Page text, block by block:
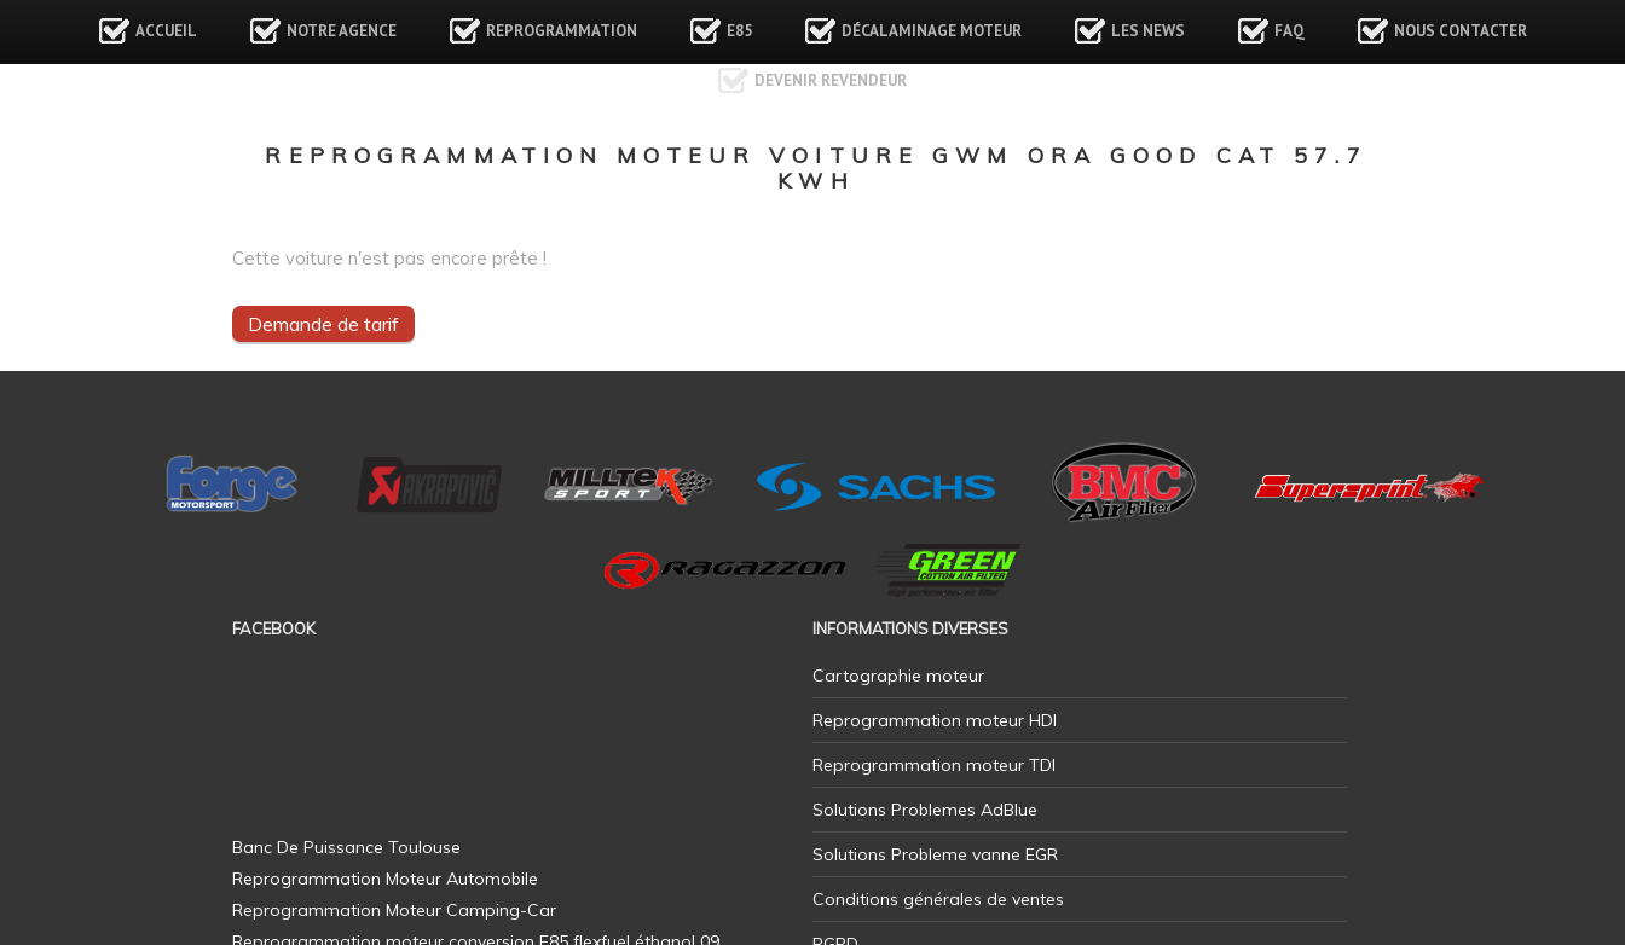
ACCUEIL NOTRE AGENCE REPROGRAMMATION E85 DÉCALAMINAGE MOTEUR LES NEWS FAQ NOUS CONTACTER
DEVENIR REVENDEUR
REPROGRAMMATION MOTEUR VOITURE GWM ORA GOOD CAT 57.7
KWH
Cette voiture n'est pas encore prête !
Demande de tarif
FACEBOOK INFORMATIONS DIVERSES
Cartographie moteur
Reprogrammation moteur HDI
Reprogrammation moteur TDI
Solutions Problemes AdBlue
Solutions Probleme vanne EGR
Conditions générales de ventes
Banc De Puissance Toulouse
Reprogrammation Moteur Automobile
Reprogrammation Moteur Camping-Car